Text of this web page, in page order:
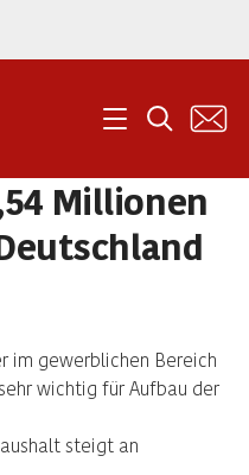
Menü Suche
Millionen
im gewerblichen Bereich
wichtig für Aufbau der
steigt an